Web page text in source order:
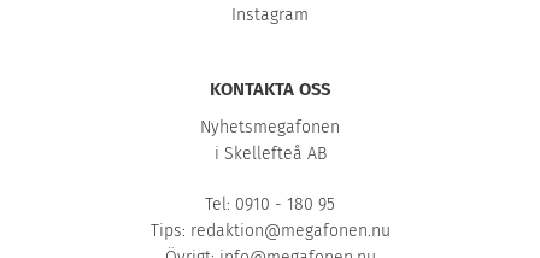
Instagram
KONTAKTA OSS
Nyhetsmegafonen
i Skellefteå AB
Tel: 0910 - 180 95
Tips: redaktion@megafonen.nu